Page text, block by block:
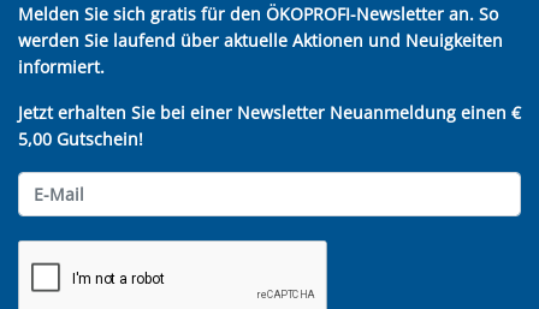
Melden Sie sich gratis für den ÖKOPROFI-Newsletter an. So
werden Sie laufend über aktuelle Aktionen und Neuigkeiten
informiert.
Jetzt erhalten Sie bei einer Newsletter Neuanmeldung einen €
5,00 Gutschein!